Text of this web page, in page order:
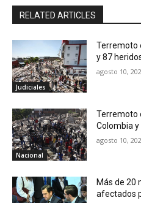
RELATED ARTICLES
Judiciales
Terremoto
y 87
agosto 10,
Nacional
Terremoto
Colombia
agosto 10,
Más de 20
afectados